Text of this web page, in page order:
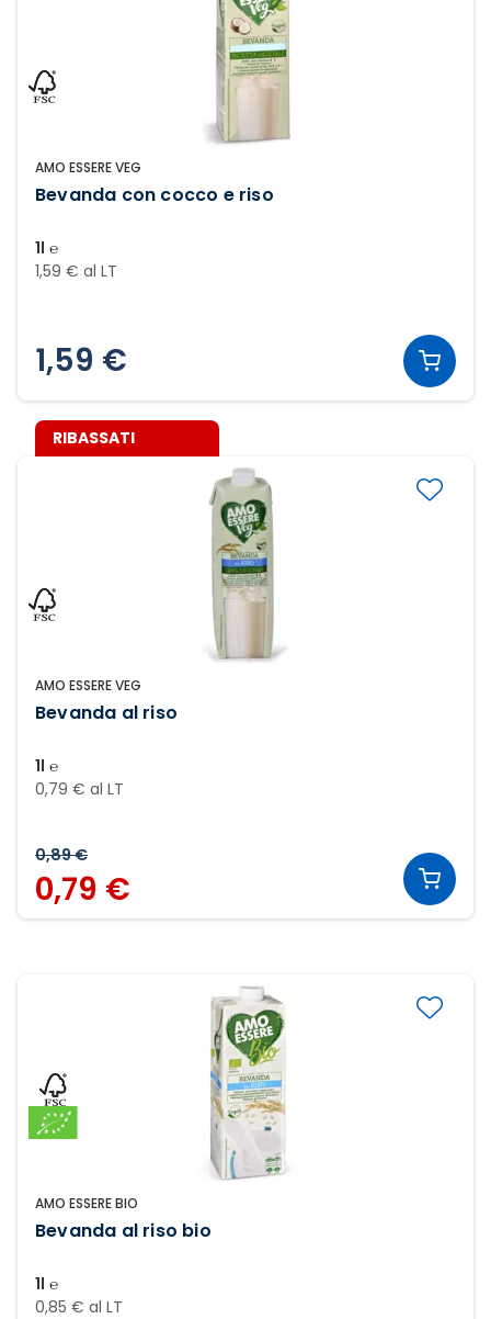
AMO ESSERE VEG
Bevanda con cocco e riso
1l ℮
1,59 € al LT
1,59 €
AMO ESSERE VEG
Bevanda al riso
1l ℮
0,79 € al LT
RIBASSATI
0,89 €
0,79 €
AMO ESSERE BIO
Bevanda al riso bio
1l ℮
0,85 € al LT